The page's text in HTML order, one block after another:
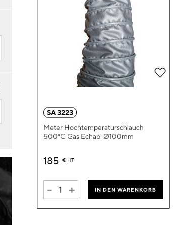
SA 3223
Meter Hochtemperaturschlauch
500°C Gas Echap. Ø100mm
185 € HT
- + IN DEN WARENKORB
Zur